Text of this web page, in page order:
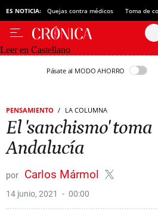
ES NOTICIA: Quejas contra médicos Toma de
Leer en Castellano
Pásate al MODO AHORRO
PENSAMIENTO LA COLUMNA
El 'sanchismo' toma
Andalucía
Carlos Mármol
14 junio, 2021 00:00